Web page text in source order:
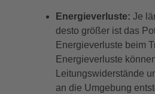
Energieverluste: Je
desto größer ist das
Energieverluste beim
Energieverluste
Leitungswiderstände
an die Umgebung